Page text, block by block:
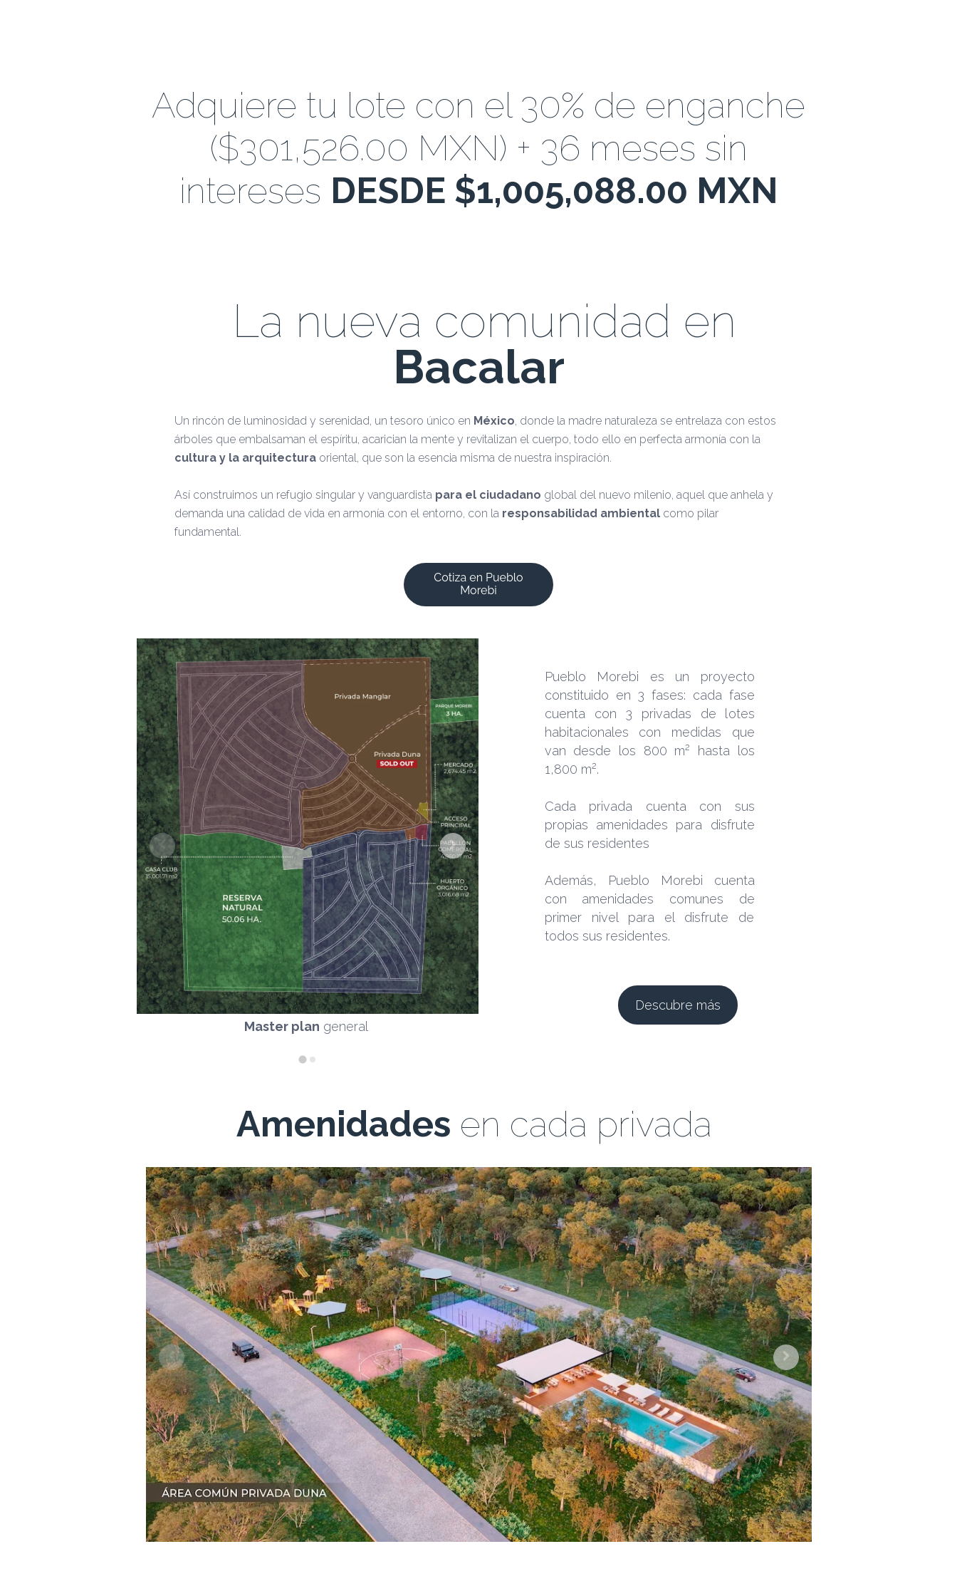
Adquiere tu lote con el 30% de enganche
($301,526.00 MXN) + 36 meses sin
intereses DESDE $1,005,088.00 MXN
La nueva comunidad en
Bacalar
Un rincón de luminosidad y serenidad, un tesoro único en México, donde la madre naturaleza se entrelaza con estos
árboles que embalsaman el espíritu, acarician la mente y revitalizan el cuerpo, todo ello en perfecta armonía con la
cultura y la arquitecturaoriental, que son la esencia misma de nuestra inspiración.
Así construimos un refugio singular y vanguardista para el ciudadano global del nuevo milenio, aquel que anhela y
demanda una calidad de vida en armonía con el entorno, con la responsabilidad ambientalcomo pilar
fundamental.
Master plan general
Master plan
Pueblo Morebi es un proyecto
constituido en 3 fases: cada fase
cuenta con 3 privadas de lotes
habitacionales con medidas que
van desde los 800 m² hasta los
1,800 m².
Cada privada cuenta con sus
propias amenidades para disfrute
de sus residentes
Además, Pueblo Morebi cuenta
con amenidades comunes de
primer nivel para el disfrute de
todos sus residentes.
Descubre más
Amenidades en cada privada